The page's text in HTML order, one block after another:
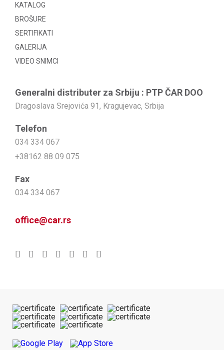
KATALOG
BROŠURE
SERTIFIKATI
GALERIJA
VIDEO SNIMCI
Generalni distributer za Srbiju : PTP ČAR DOO
Dragoslava Srejovića 91, Kragujevac, Srbija
Telefon
034 334 067
+38162 88 09 075
Fax
034 334 067
office@car.rs